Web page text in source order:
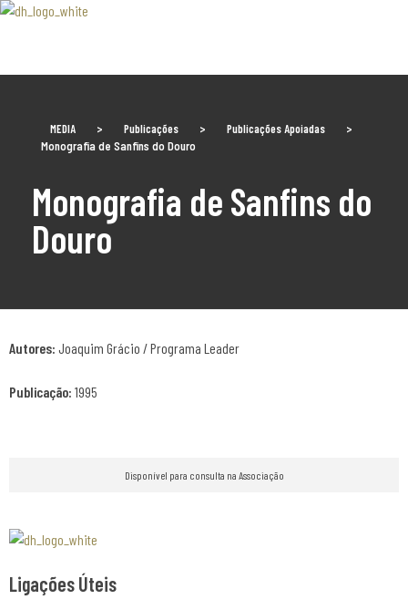
MEDIA > Publicações > Publicações Apoiadas
>
Monografia de Sanfins do Douro
Monografia de Sanfins do
Douro
Autores: Joaquim Grácio / Programa Leader
Publicação: 1995
Disponível para consulta na Associação
Ligações Úteis